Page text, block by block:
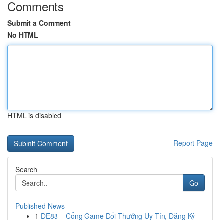
Comments
Submit a Comment
No HTML
HTML is disabled
Report Page
Search
Go
Published News
1 DE88 – Cổng Game Đổi Thưởng Uy Tín, Đăng Ký